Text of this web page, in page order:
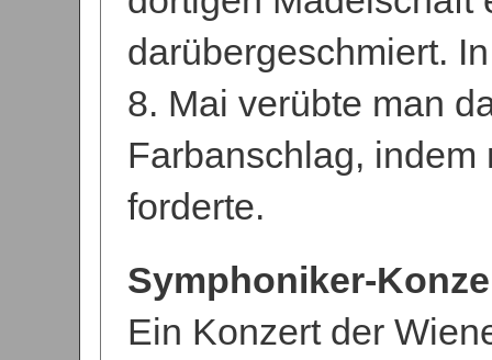
darübergeschmiert.
8. Mai verübte man
Farbanschlag,
forderte.
Symphoniker-
Ein Konzert der